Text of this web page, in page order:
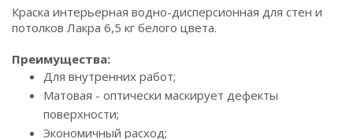
Краска интерьерная водно-дисперсионная для стен и
потолков Лакра 6,5 кг белого цвета.
Преимущества:
Для внутренних работ;
Матовая - оптически маскирует дефекты
поверхности;
Экономичный расход;